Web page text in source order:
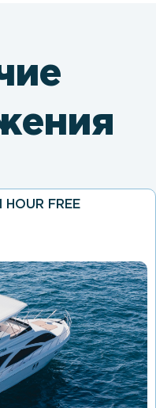
HOUR FREE